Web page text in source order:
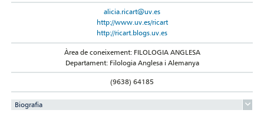
alicia.ricart@uv.es
http://www.uv.es/ricart
http://ricart.blogs.uv.es
Àrea de coneixement: FILOLOGIA ANGLESA
Departament: Filologia Anglesa i Alemanya
(9638) 64185
Biografia